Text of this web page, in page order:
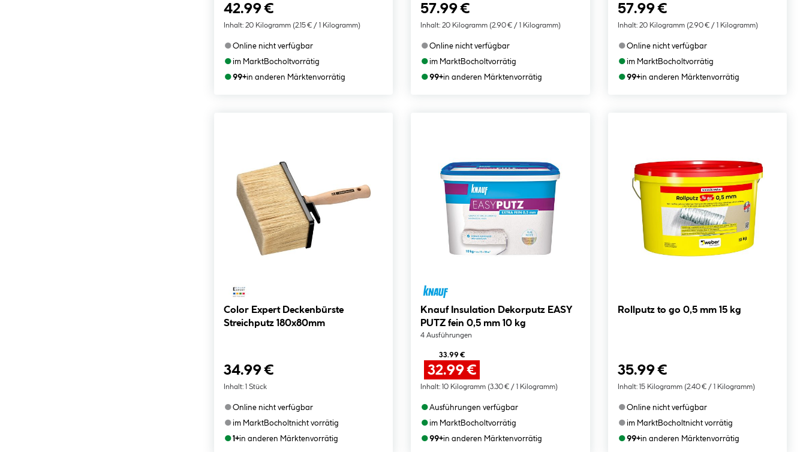
42.99 €
Inhalt: 20 Kilogramm (2.15 € / 1 Kilogramm)
●Online nicht verfügbar
●im MarktBocholtvorrätig
●99+in anderen Märktenvorrätig
57.99 €
Inhalt: 20 Kilogramm (2.90 € / 1 Kilogramm)
●Online nicht verfügbar
●im MarktBocholtvorrätig
●99+in anderen Märktenvorrätig
57.99 €
Inhalt: 20 Kilogramm (2.90 € / 1 Kilogramm)
●Online nicht verfügbar
●im MarktBocholtvorrätig
●99+in anderen Märktenvorrätig
Color Expert Deckenbürste
Streichputz 180x80mm
34.99 €
Inhalt: 1 Stück
●Online nicht verfügbar
●im MarktBocholtnicht vorrätig
●1+in anderen Märktenvorrätig
Knauf Insulation Dekorputz EASY
PUTZ fein 0,5 mm 10 kg
4 Ausführungen
33.99 €
32.99 €
Inhalt: 10 Kilogramm (3.30 € / 1 Kilogramm)
●Ausführungen verfügbar
●im MarktBocholtvorrätig
●99+in anderen Märktenvorrätig
Rollputz to go 0,5 mm 15 kg
35.99 €
Inhalt: 15 Kilogramm (2.40 € / 1 Kilogramm)
●Online nicht verfügbar
●im MarktBocholtnicht vorrätig
●99+in anderen Märktenvorrätig